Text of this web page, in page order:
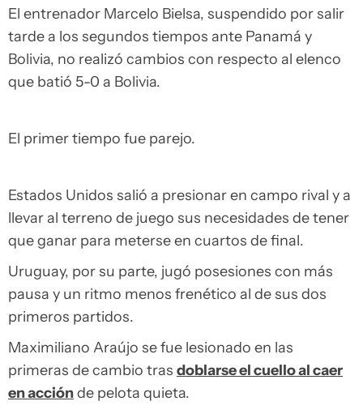
El entrenador Marcelo Bielsa, suspendido por salir
tarde a los segundos tiempos ante Panamá y
Bolivia, no realizó cambios con respecto al elenco
que batió 5-0 a Bolivia.
El primer tiempo fue parejo.
Estados Unidos salió a presionar en campo rival y a
llevar al terreno de juego sus necesidades de tener
que ganar para meterse en cuartos de final.
Uruguay, por su parte, jugó posesiones con más
pausa y un ritmo menos frenético al de sus dos
primeros partidos.
Maximiliano Araújo se fue lesionado en las
primeras de cambio tras doblarse el cuello al caer
en acciónde pelota quieta.